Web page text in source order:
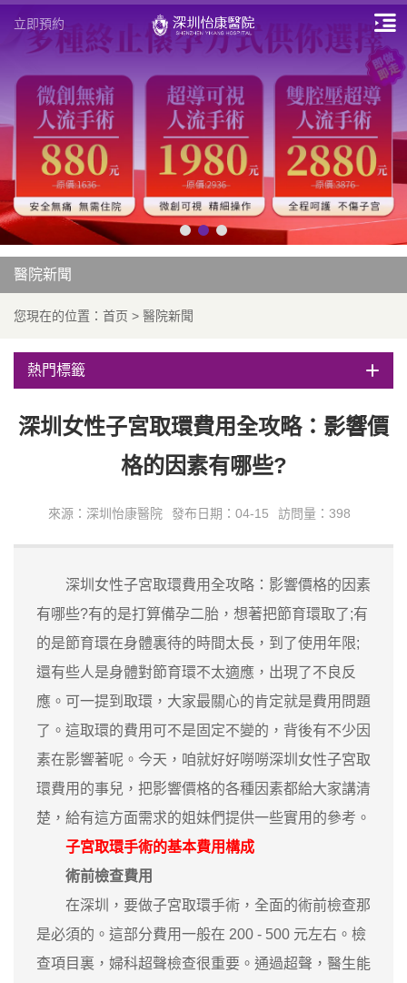
立即預約
醫院新聞
您現在的位置： 首页 > 醫院新聞
熱門標籤
深圳女性子宮取環費用全攻略：影響價
格的因素有哪些?
來源：深圳怡康醫院 發布日期：04-15 訪問量：398
深圳女性子宮取環費用全攻略：影響價格的因素
有哪些?有的是打算備孕二胎，想著把節育環取了;有
的是節育環在身體裏待的時間太長，到了使用年限;
還有些人是身體對節育環不太適應，出現了不良反
應。可一提到取環，大家最關心的肯定就是費用問題
了。這取環的費用可不是固定不變的，背後有不少因
素在影響著呢。今天，咱就好好嘮嘮深圳女性子宮取
環費用的事兒，把影響價格的各種因素都給大家講清
楚，給有這方面需求的姐妹們提供一些實用的參考。
子宮取環手術的基本費用構成
術前檢查費用
在深圳，要做子宮取環手術，全面的術前檢查那
是必須的。這部分費用一般在 200 - 500 元左右。檢
查項目裏，婦科超聲檢查很重要。通過超聲，醫生能